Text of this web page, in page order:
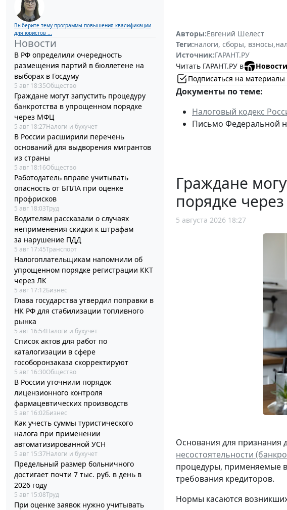
Выберите тему программы повышения квалификации
для юристов ...
Новости
В РФ определили очередность
размещения партий в бюллетене на
выборах в Госдуму
5 авг 18:35Общество
Граждане могут запустить процедуру
банкротства в упрощенном порядке
через МФЦ
5 авг 18:27Налоги и бухучет
В России расширили перечень
оснований для выдворения мигрантов
из страны
5 авг 18:16Общество
Работодатель вправе учитывать
опасность от БПЛА при оценке
профрисков
5 авг 18:03Труд
Водителям рассказали о случаях
неприменения скидки к штрафам
за нарушение ПДД
5 авг 17:45Транспорт
Налогоплательщикам напомнили об
упрощенном порядке регистрации ККТ
через ЛК
5 авг 17:12Бизнес
Глава государства утвердил поправки в
НК РФ для стабилизации топливного
рынка
5 авг 16:54Налоги и бухучет
Список актов для работ по
каталогизации в сфере
гособоронзаказа скорректируют
5 авг 16:30Общество
В России уточнили порядок
лицензионного контроля
фармацевтических производств
5 авг 16:02Бизнес
Как учесть суммы туристического
налога при применении
автоматизированной УСН
5 авг 15:37Налоги и бухучет
Предельный размер больничного
достигает почти 7 тыс. руб. в день в
2026 году
5 авг 15:08Труд
При оценке заявок нужно учитывать
Авторы:Евгений Шелест
Теги:налоги, сборы, взносы,
Источник:ГАРАНТ.РУ
Читать ГАРАНТ.РУ в
Новости
Подписаться на материалы
Документы по теме:
Налоговый кодекс
Письмо Федеральной
Граждане
порядке
5 августа 2026 18:27
Основания для признания
несостоятельности
процедуры, применяемые
требования кредиторов.
Нормы касаются